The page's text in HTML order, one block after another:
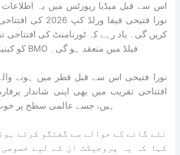
اس سے قبل میڈیا رپورٹس میں یہ اطلاعات
نورا فتیحی فیفا
کو کینیڈا کے شہر ٹورنٹو کے BMO فیلڈ میں منعقد ہو گی۔
نورا فتیحی اس سے قبل قطر میں ہونے
افتتاحی تقریب میں بھی اپنی شاندار
ہیں، جسے عالمی سطح پر خوب
نئے گانے کے حوالے سے گفتگو کرتے
کہا کہ یہ پروجیکٹ ان کے لیے